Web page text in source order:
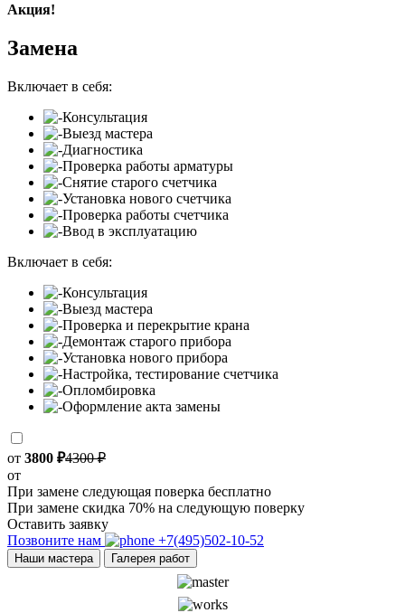
Акция!
Замена
Включает в себя:
Консультация
Выезд мастера
Диагностика
Проверка работы арматуры
Снятие старого счетчика
Установка нового счетчика
Проверка работы счетчика
Ввод в эксплуатацию
Включает в себя:
Консультация
Выезд мастера
Проверка и перекрытие крана
Демонтаж старого прибора
Установка нового прибора
Настройка, тестирование счетчика
Опломбировка
Оформление акта замены
от 3800 ₽4300 ₽
от
При замене следующая поверка бесплатно
При замене скидка 70% на следующую поверку
Оставить заявку
Позвоните нам
+7(495)502-10-52
Наши мастера Галерея работ